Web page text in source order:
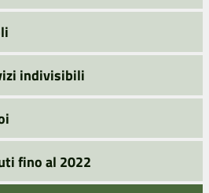
indivisibili
fino al 2022